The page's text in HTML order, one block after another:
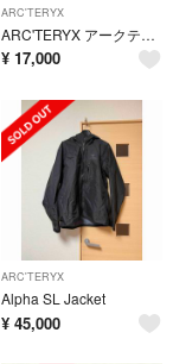
ARC'TERYX
ARC'TERYX アークテリクス ベータLT ジャケット S
¥ 17,000
ARC'TERYX
Alpha SL Jacket
¥ 45,000